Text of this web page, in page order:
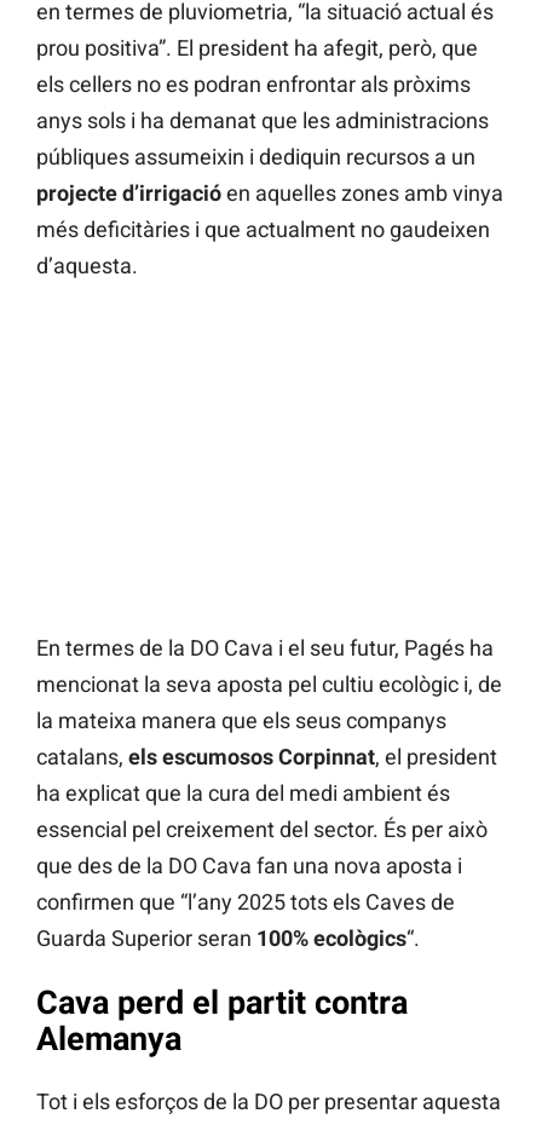
en termes de pluviometria, “la situació actual és
prou positiva”. El president ha afegit, però, que
els cellers no es podran enfrontar als pròxims
anys sols i ha demanat que les administracions
públiques assumeixin i dediquin recursos a un
projecte d’irrigacióen aquelles zones amb vinya
més deficitàries i que actualment no gaudeixen
d’aquesta.
En termes de la DO Cava i el seu futur, Pagés ha
mencionat la seva aposta pel cultiu ecològic i, de
la mateixa manera que els seus companys
catalans, els escumosos Corpinnat, el president
ha explicat que la cura del medi ambient és
essencial pel creixement del sector. És per això
que des de la DO Cava fan una nova aposta i
confirmen que “l’any 2025 tots els Caves de
Guarda Superior seran 100% ecològics“.
Cava perd el partit contra
Alemanya
Tot i els esforços de la DO per presentar aquesta